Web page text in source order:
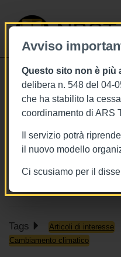
Avviso
Questo sito non è più
delibera n. 548 del 04-
che ha stabilito la
coordinamento di ARS
Il servizio potrà
il nuovo modello
Ci scusiamo per il
NBST
24/2/2023
Gli spazi verdi
meglio, più a
isole di calore
www.thelancet.com
Tags Articoli di interesse
Cambiamento climatico